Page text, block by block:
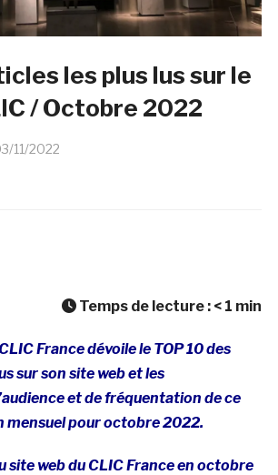
les plus lus sur le
/ Octobre 2022
11/2022
Temps de lecture : < 1 min
France dévoile le TOP 10 des
sur son site web et les
et de fréquentation de ce
mensuel pour octobre 2022.
site web du CLIC France en octobre